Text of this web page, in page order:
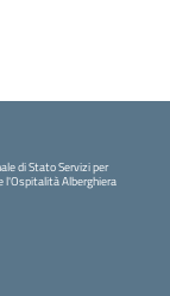
di Stato Servizi per
l'Ospitalità Alberghiera